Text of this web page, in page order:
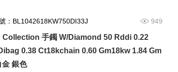
：BL1042618KW750DI33J 949
Collection 手鐲 W/Diamond 50 Rddi 0.22
0.38 Ct18kchain 0.60 Gm18kw 1.84 Gm
銀色